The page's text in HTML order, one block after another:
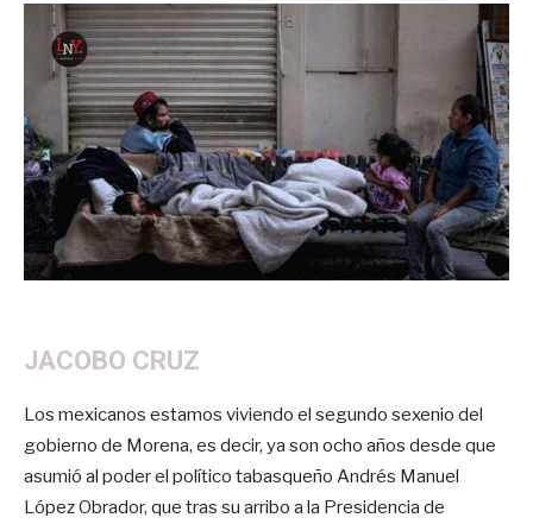
JACOBO CRUZ
Los mexicanos estamos viviendo el segundo sexenio del
gobierno de Morena, es decir, ya son ocho años desde que
asumió al poder el político tabasqueño Andrés Manuel
López Obrador, que tras su arribo a la Presidencia de